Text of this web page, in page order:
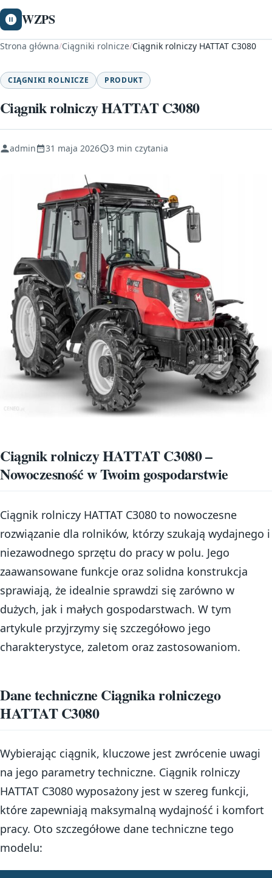
WZPS
Strona główna/Ciągniki rolnicze/Ciągnik rolniczy HATTAT C3080
CIĄGNIKI ROLNICZE PRODUKT
Ciągnik rolniczy HATTAT C3080
admin 31 maja 2026 3 min czytania
Ciągnik rolniczy HATTAT C3080 –
Nowoczesność w Twoim gospodarstwie
Ciągnik rolniczy HATTAT C3080 to nowoczesne
rozwiązanie dla rolników, którzy szukają wydajnego i
niezawodnego sprzętu do pracy w polu. Jego
zaawansowane funkcje oraz solidna konstrukcja
sprawiają, że idealnie sprawdzi się zarówno w
dużych, jak i małych gospodarstwach. W tym
artykule przyjrzymy się szczegółowo jego
charakterystyce, zaletom oraz zastosowaniom.
Dane techniczne Ciągnika rolniczego
HATTAT C3080
Wybierając ciągnik, kluczowe jest zwrócenie uwagi
na jego parametry techniczne. Ciągnik rolniczy
HATTAT C3080 wyposażony jest w szereg funkcji,
które zapewniają maksymalną wydajność i komfort
pracy. Oto szczegółowe dane techniczne tego
modelu: